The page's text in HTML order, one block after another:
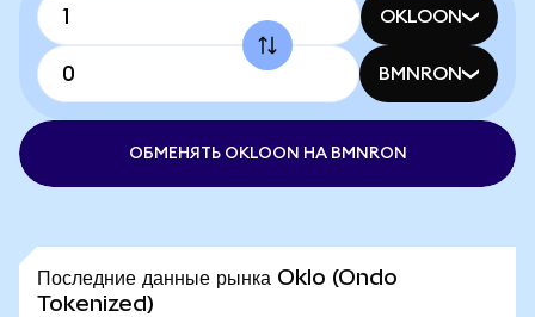
OKLOON
BMNRON
ОБМЕНЯТЬ OKLOON НА BMNRON
Последние данные рынка Oklo (Ondo
Tokenized)